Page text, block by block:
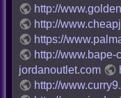
http://
http://
https://
http://www.bape-
jordanoutlet.com
http://